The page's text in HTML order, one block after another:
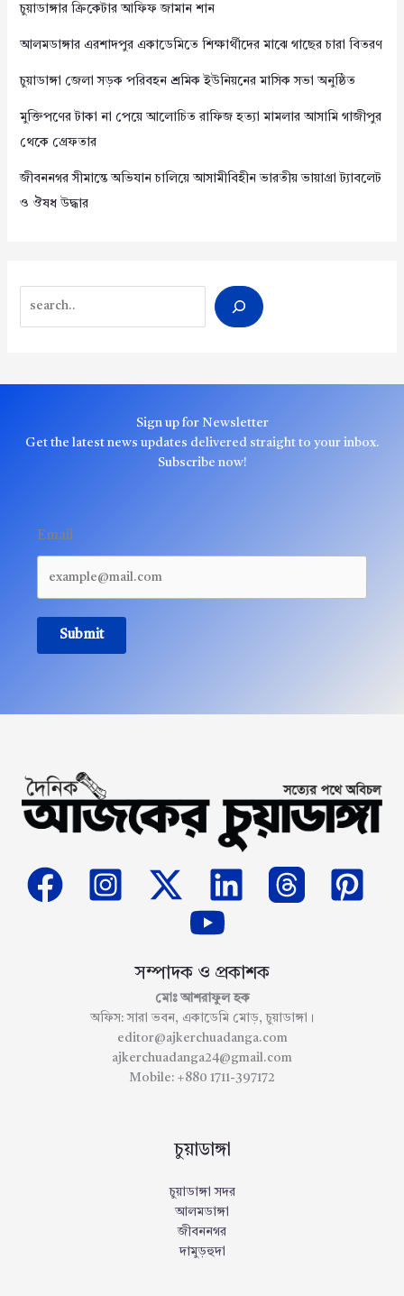
চুয়াডাঙ্গার ক্রিকেটার আফিফ জামান শান
আলমডাঙ্গার এরশাদপুর একাডেমিতে শিক্ষার্থীদের মাঝে গাছের চারা বিতরণ
চুয়াডাঙ্গা জেলা সড়ক পরিবহন শ্রমিক ইউনিয়নের মাসিক সভা অনুষ্ঠিত
মুক্তিপণের টাকা না পেয়ে আলোচিত রাফিজ হত্যা মামলার আসামি গাজীপুর
থেকে গ্রেফতার
জীবননগর সীমান্তে অভিযান চালিয়ে আসামীবিহীন ভারতীয় ভায়াগ্রা ট্যাবলেট
ও ঔষধ উদ্ধার
Sign up for Newsletter
Get the latest news updates delivered straight to your inbox.
Subscribe now!
Email
Submit
সম্পাদক ও প্রকাশক
মোঃ আশরাফুল হক
অফিস: সারা ভবন, একাডেমি মোড়, চুয়াডাঙ্গা।
editor@ajkerchuadanga.com
ajkerchuadanga24@gmail.com
Mobile: +880 1711-397172
চুয়াডাঙ্গা
চুয়াডাঙ্গা সদর
আলমডাঙ্গা
জীবননগর
দামুড়হুদা